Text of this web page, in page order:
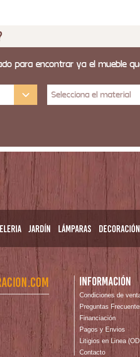
para encontrar ya el mueble
Selecciona el material
Jardín Lámparas Decoración
Información
Condiciones de
Preguntas
Financiación
Pagos y Envios
Litigios en Linea
Contacto